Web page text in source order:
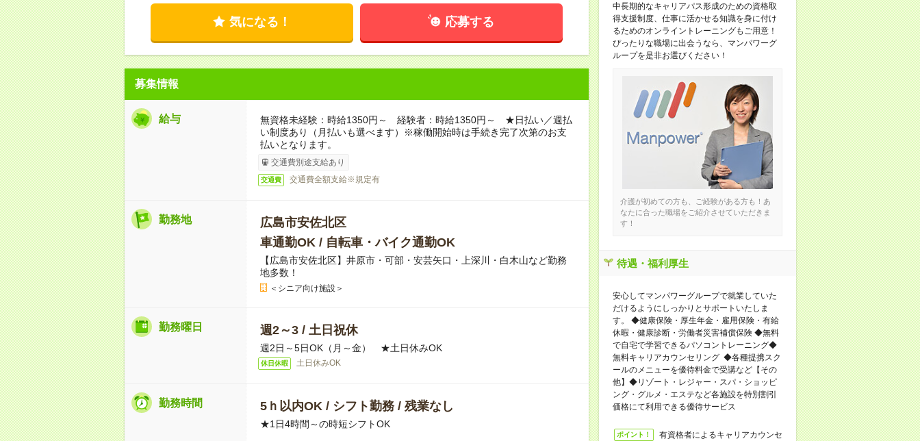
気になる！ 応募する
募集情報
給与
無資格未経験：時給1350円～ 経験者：時給1350円～ ★日払い／週払
い制度あり（月払いも選べます）※稼働開始時は手続き完了次第のお支
払いとなります。
交通費別途支給あり
交通費 交通費全額支給※規定有
勤務地
広島市安佐北区
車通勤OK / 自転車・バイク通勤OK
【広島市安佐北区】井原市・可部・安芸矢口・上深川・白木山など勤務
地多数！
＜シニア向け施設＞
勤務曜日 週2～3 / 土日祝休
週2日～5日OK（月～金） ★土日休みOK
休日休暇 土日休みOK
勤務時間 5ｈ以内OK / シフト勤務 / 残業なし
★1日4時間～の時短シフトOK
中長期的なキャリアパス形成のための資格取
得支援制度、仕事に活かせる知識を身に付け
るためのオンライントレーニングもご用意！
ぴったりな職場に出会うなら、マンパワーグ
ループを是非お選びください！
介護が初めての方も、ご経験がある方も！あ
なたに合った職場をご紹介させていただきま
す！
待遇・福利厚生
安心してマンパワーグループで就業していた
だけるようにしっかりとサポートいたしま
す。 ◆健康保険・厚生年金・雇用保険・有給
休暇・健康診断・労働者災害補償保険 ◆無料
で自宅で学習できるパソコントレーニング◆
無料キャリアカウンセリング ◆各種提携スク
ールのメニューを優待料金で受講など【その
他】◆リゾート・レジャー・スパ・ショッピ
ング・グルメ・エステなど各施設を特別割引
価格にて利用できる優待サービス
ポイント！
有資格者によるキャリアカウンセ